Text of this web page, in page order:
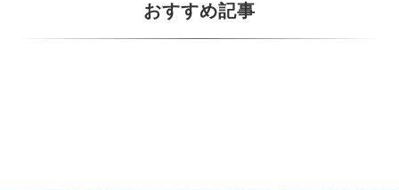
おすすめ記事